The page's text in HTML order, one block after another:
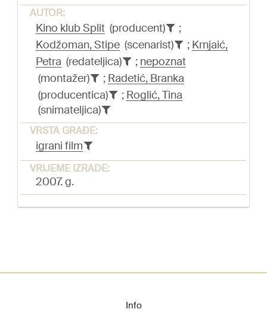
AUTOR:
Kino klub Split (producent)
;
Kodžoman, Stipe (scenarist) ; Krnjaić,
Petra (redateljica) ; nepoznat
(montažer)
; Radetić, Branka
(producentica)
; Roglić, Tina
(snimateljica)
VRSTA GRAĐE:
igrani film
VRIJEME IZRADE:
2007. g.
Info